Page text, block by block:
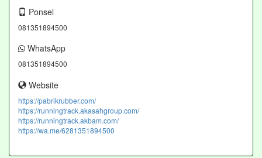
Ponsel
081351894500
WhatsApp
081351894500
Website
https://pabrikrubber.com/
https://runningtrack.akasahgroup.com/
https://runningtrack.akbam.com/
https://wa.me/6281351894500